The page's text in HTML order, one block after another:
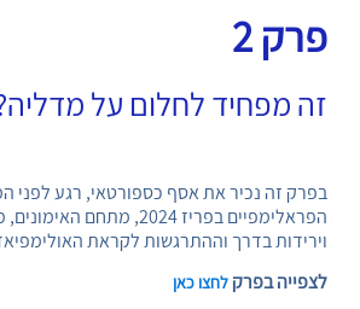
פרק 2
זה מפחיד לחלום על
בפרק זה נכיר את אסף כספורטאי, רגע לפני
הפראלימפיים בפריז 2024,
וירידות בדרך וההתרגשות לקראת
לצפייה בפרק לחצו כאן